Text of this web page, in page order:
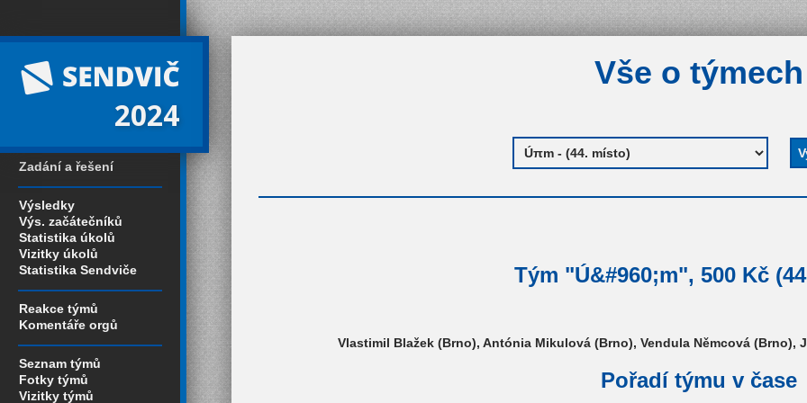
2024
Zadání a řešení
Výsledky
Výs. začátečníků
Statistika úkolů
Vizitky úkolů
Statistika Sendviče
Reakce týmů
Komentáře orgů
Seznam týmů
Fotky týmů
Vizitky týmů
Vše o týmech
Tým "Ú&#960;m", 500 Kč
Vlastimil Blažek (Brno), Antónia Mikulová (Brno), Vendula Němcová (Brno),
Pořadí týmu v čase